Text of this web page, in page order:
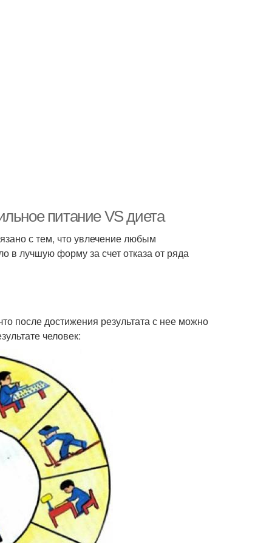
питание VS диета
с тем, что увлечение любым
в лучшую форму за счет отказа от ряда
после достижения результата с нее можно
человек: